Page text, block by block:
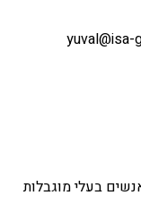
בעלי מוגבלות